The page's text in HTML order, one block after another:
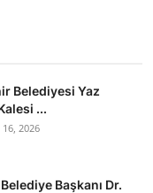
Belediyesi Yaz
...
16, 2026
Başkanı Dr.